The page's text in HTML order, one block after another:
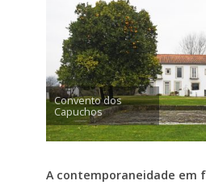
Convento dos
Capuchos
A contemporaneidade em